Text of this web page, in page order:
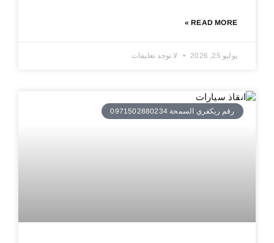
READ MORE »
يوليو 25, 2026 لا توجد تعليقات
رقم ريكفري السمحة 0971502880234